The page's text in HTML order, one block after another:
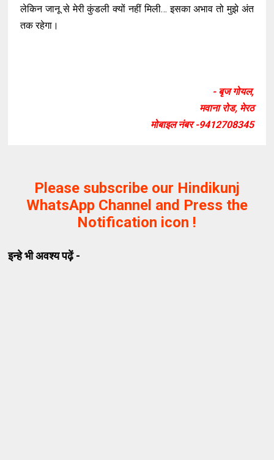
लेकिन जानू से मेरी कुंडली क्यों नहीं मिली… इसका अभाव तो मुझे अंत
तक रहेगा।
- बृज गोयल,
मवाना रोड, मेरठ
मोबाइल नंबर -9412708345
Please subscribe our Hindikunj
WhatsApp Channel and Press the
Notification icon !
इन्हे भी अवश्य पढ़ें -